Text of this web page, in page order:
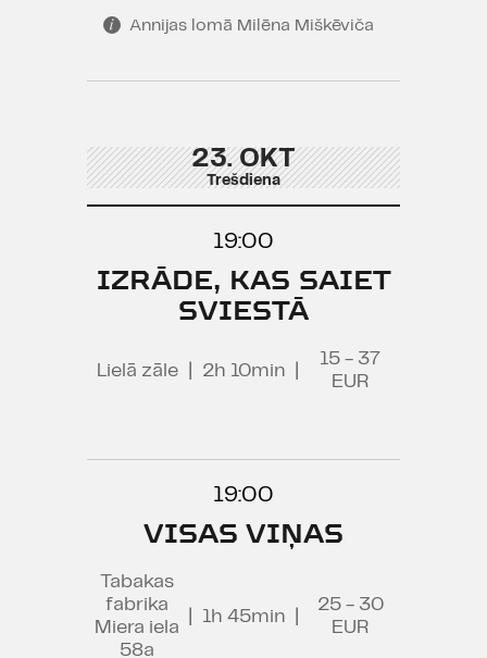
Annijas lomā Milēna Miškēviča
23. OKT
Trešdiena
19:00
IZRĀDE, KAS SAIET
SVIESTĀ
Lielā zāle 2h 10min
15 - 37
EUR
19:00
VISAS VIŅAS
Tabakas
fabrika
Miera iela
58a
1h 45min
25 - 30
EUR